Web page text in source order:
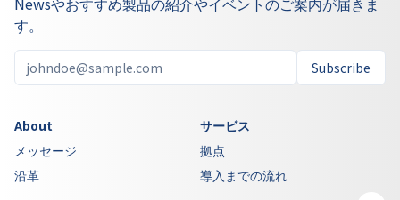
す。
Subscribe
About
メッセージ
沿革
サービス
拠点
導入までの流れ